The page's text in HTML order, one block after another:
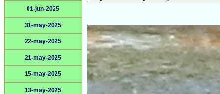
01-jun-2025
31-may-2025
22-may-2025
21-may-2025
15-may-2025
13-may-2025